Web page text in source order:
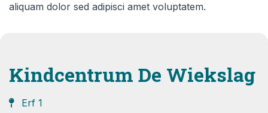
aliquam dolor sed adipisci amet voluptatem.
Kindcentrum De Wiekslag
Erf 1